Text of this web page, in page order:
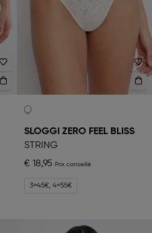
SLOGGI ZERO FEEL BLISS
STRING
€ 18,95
3=45€, 4=55€